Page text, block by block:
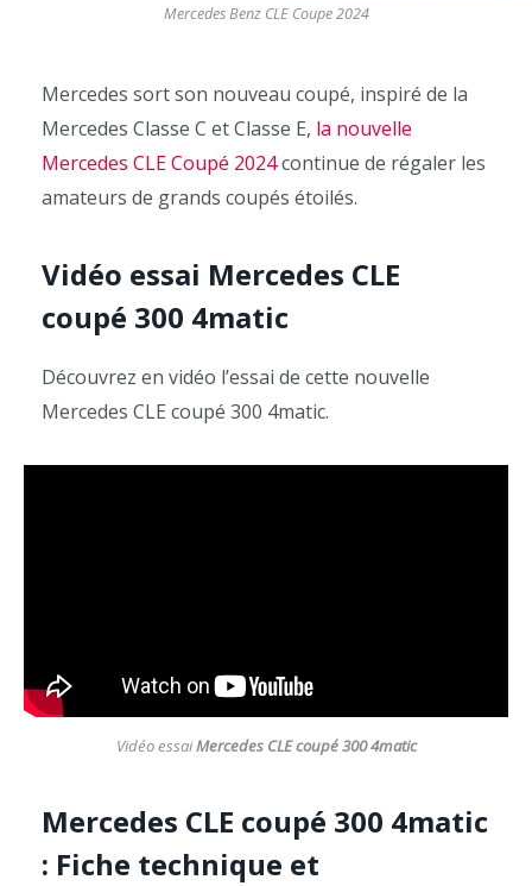
Mercedes Benz CLE Coupe 2024
Mercedes sort son nouveau coupé, inspiré de la
Mercedes Classe C et Classe E, la nouvelle
Mercedes CLE Coupé 2024continue de régaler les
amateurs de grands coupés étoilés.
Vidéo essai Mercedes CLE
coupé 300 4matic
Découvrez en vidéo l’essai de cette nouvelle
Mercedes CLE coupé 300 4matic.
Vidéo essaiMercedes CLE coupé 300 4matic
Mercedes CLE coupé 300 4matic
: Fiche technique et